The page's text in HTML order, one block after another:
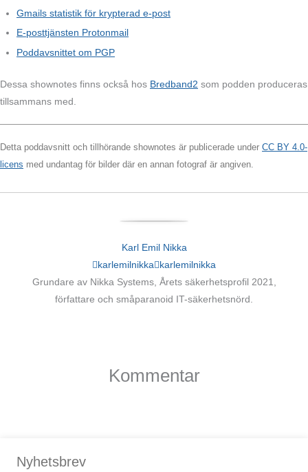
Gmails statistik för krypterad e-post
E-posttjänsten Protonmail
Poddavsnittet om PGP
Dessa shownotes finns också hos Bredband2 som podden produceras
tillsammans med.
Detta poddavsnitt och tillhörande shownotes är publicerade under CC BY 4.0-
licens med undantag för bilder där en annan fotograf är angiven.
Karl Emil Nikka
karlemilnikka
karlemilnikka
Grundare av Nikka Systems, Årets säkerhetsprofil 2021,
författare och småparanoid IT-säkerhetsnörd.
Kommentar
Nyhetsbrev